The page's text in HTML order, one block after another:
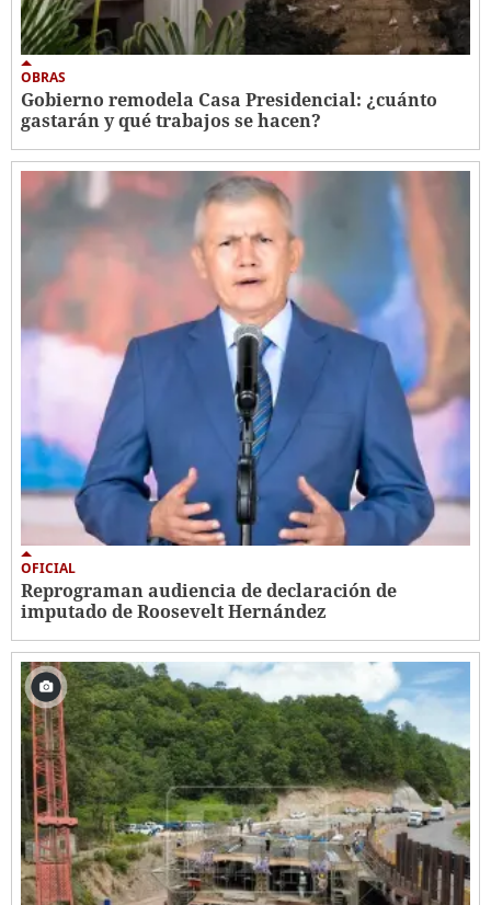
OBRAS
Gobierno remodela Casa Presidencial: ¿cuánto
gastarán y qué trabajos se hacen?
OFICIAL
Reprograman audiencia de declaración de
imputado de Roosevelt Hernández